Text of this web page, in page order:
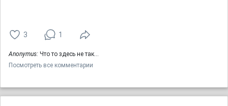
3 1
Anonymus: Что то здесь не так...
Посмотреть все комментарии